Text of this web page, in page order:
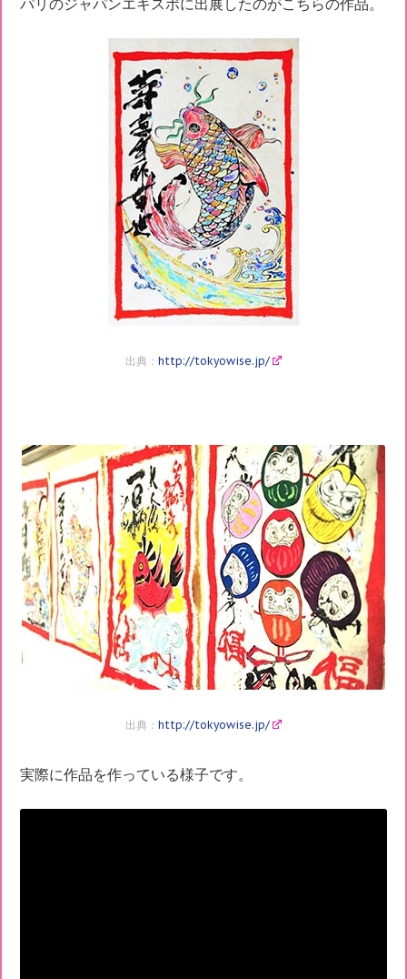
パリのジャパンエキスポに出展したのがこちらの作品。
出典： http://tokyowise.jp/
出典： http://tokyowise.jp/
実際に作品を作っている様子です。